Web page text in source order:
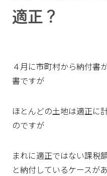
適正？
４月に市町村から納付書
書ですが
ほとんどの土地は適正に
のですが
まれに適正ではない課税
と納付しているケースがあ